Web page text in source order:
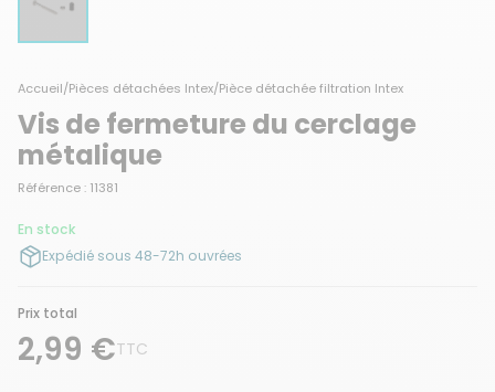
Accueil/Pièces détachées Intex/Pièce détachée filtration Intex
Vis de fermeture du cerclage
métalique
Référence : 11381
En stock
Expédié sous 48-72h ouvrées
Prix total
2,99 €TTC